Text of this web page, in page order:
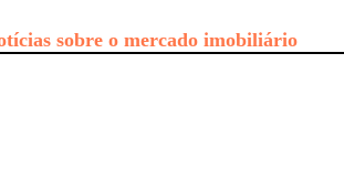
sobre o mercado imobiliário